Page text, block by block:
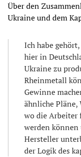
Über den
Ukraine und dem
Ich habe
hier in
Ukraine zu
Rheinmetall
Gewinne
ähnliche Pläne,
wo die Arbeiter
werden können
Hersteller
der Logik des